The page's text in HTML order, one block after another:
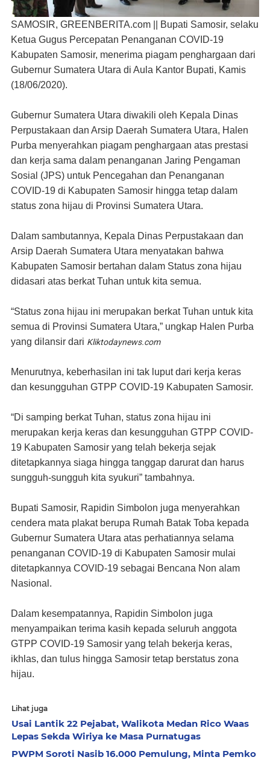
SAMOSIR, GREENBERITA.com ||
Bupati Samosir, selaku
Ketua Gugus Percepatan Penanganan COVID-19
Kabupaten Samosir, menerima piagam penghargaan dari
Gubernur Sumatera Utara di Aula Kantor Bupati, Kamis
(18/06/2020).
Gubernur Sumatera Utara diwakili oleh Kepala Dinas
Perpustakaan dan Arsip Daerah Sumatera Utara, Halen
Purba menyerahkan piagam penghargaan atas prestasi
dan kerja sama dalam penanganan Jaring Pengaman
Sosial (JPS) untuk Pencegahan dan Penanganan
COVID-19 di Kabupaten Samosir hingga tetap dalam
status zona hijau di Provinsi Sumatera Utara.
Dalam sambutannya, Kepala Dinas Perpustakaan dan
Arsip Daerah Sumatera Utara menyatakan bahwa
Kabupaten Samosir bertahan dalam Status zona hijau
didasari atas berkat Tuhan untuk kita semua.
“Status zona hijau ini merupakan berkat Tuhan untuk kita
semua di Provinsi Sumatera Utara,” ungkap Halen Purba
yang dilansir dari Kliktodaynews.com
Menurutnya, keberhasilan ini tak luput dari kerja keras
dan kesungguhan GTPP COVID-19 Kabupaten Samosir.
“Di samping berkat Tuhan, status zona hijau ini
merupakan kerja keras dan kesungguhan GTPP COVID-
19 Kabupaten Samosir yang telah bekerja sejak
ditetapkannya siaga hingga tanggap darurat dan harus
sungguh-sungguh kita syukuri” tambahnya.
Bupati Samosir, Rapidin Simbolon juga menyerahkan
cendera mata plakat berupa Rumah Batak Toba kepada
Gubernur Sumatera Utara atas perhatiannya selama
penanganan COVID-19 di Kabupaten Samosir mulai
ditetapkannya COVID-19 sebagai Bencana Non alam
Nasional.
Dalam kesempatannya, Rapidin Simbolon juga
menyampaikan terima kasih kepada seluruh anggota
GTPP COVID-19 Samosir yang telah bekerja keras,
ikhlas, dan tulus hingga Samosir tetap berstatus zona
hijau.
Lihat juga
Usai Lantik 22 Pejabat, Walikota Medan Rico Waas
Lepas Sekda Wiriya ke Masa Purnatugas
PWPM Soroti Nasib 16.000 Pemulung, Minta Pemko